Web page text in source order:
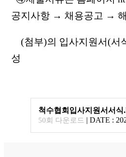
공지사항 → 채용공고 →
(첨부)의 입사지원서(서
성
척수협회입사지원서서식
50회 다운로드 | DATE :